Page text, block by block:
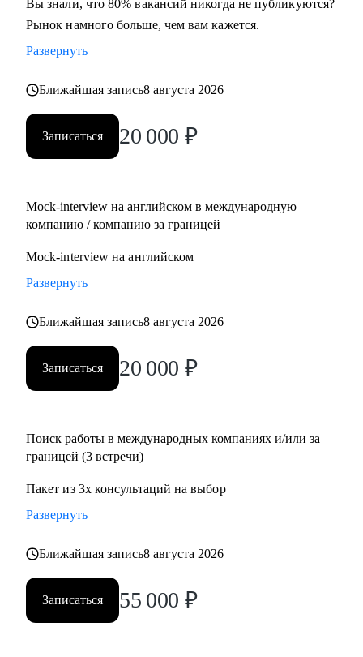
Вы знали, что 80% вакансий никогда не публикуются?
Рынок намного больше, чем вам кажется.
Развернуть
Ближайшая запись8 августа 2026
Записаться 20 000 ₽
Mock-interview на английском в международную
компанию / компанию за границей
Mock-interview на английском
Развернуть
Ближайшая запись8 августа 2026
Записаться 20 000 ₽
Поиск работы в международных компаниях и/или за
границей (3 встречи)
Пакет из 3х консультаций на выбор
Развернуть
Ближайшая запись8 августа 2026
Записаться 55 000 ₽